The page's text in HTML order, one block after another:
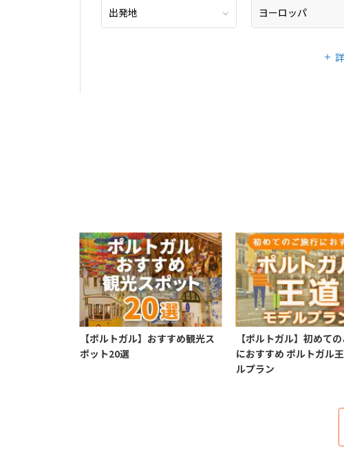
【ポルトガル】おすすめ観光ス
ポット20選
【ポルトガル】初めて
におすすめ ポルトガル
ルプラン